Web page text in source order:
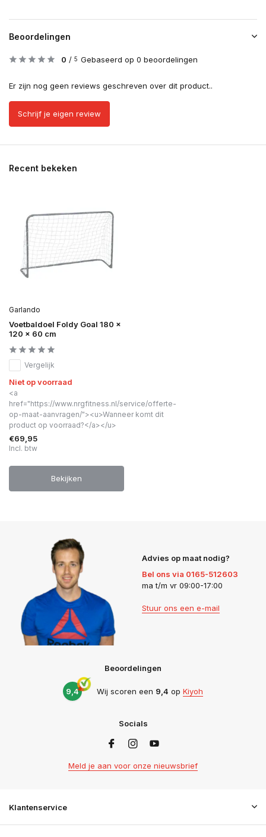
Beoordelingen
0 / 5 Gebaseerd op 0 beoordelingen
Er zijn nog geen reviews geschreven over dit product..
Schrijf je eigen review
Recent bekeken
Garlando
Voetbaldoel Foldy Goal 180 x
120 x 60 cm
Vergelijk
Niet op voorraad
<a
href="https://www.nrgfitness.nl/service/offerte-
op-maat-aanvragen/"><u>Wanneer komt dit
product op voorraad?</a></u>
€69,95
Incl. btw
Bekijken
Advies op maat nodig?
Bel ons via 0165-512603
ma t/m vr 09:00-17:00
Stuur ons een e-mail
Beoordelingen
9,4 Wij scoren een 9,4 op Kiyoh
Socials
Meld je aan voor onze nieuwsbrief
Klantenservice